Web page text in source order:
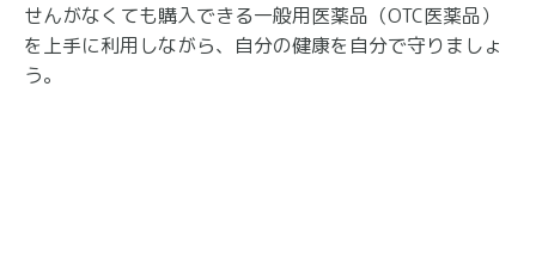
せんがなくても購入できる一般用医薬品（OTC医薬品）
を上手に利用しながら、自分の健康を自分で守りましょ
う。